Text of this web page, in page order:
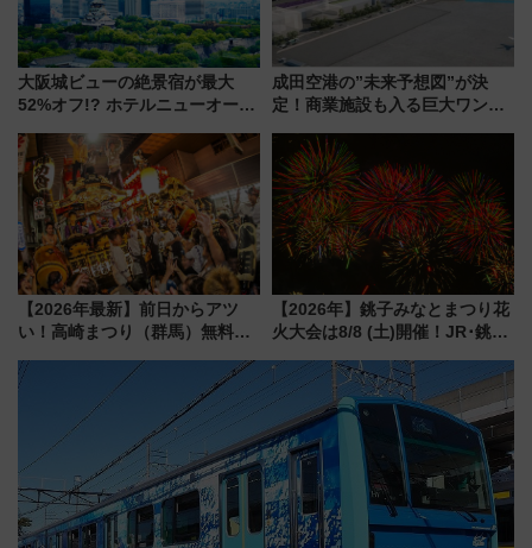
大阪城ビューの絶景宿が最大
52%オフ!? ホテルニューオータ
ール」で秋の関西旅を豪華にす
る方法（8月20日まで！）
成田空港の”未来予想図”が決
定！商業施設も入る巨大ワンタ
で新型特急が品川･羽田とを結
ぶ！ JR空港駅は2面3線化！
【2026年最新】前日からアツ
い！高崎まつり（群馬）無料観
しまで
【2026年】銚子みなとまつり花
火大会は8/8 (土)開催！JR･銚子
報、利根川に咲く8,000発の大迫
力＆屋台を満喫